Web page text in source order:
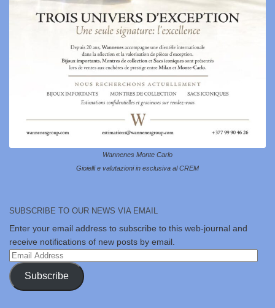
Wannenes Monte Carlo
Gioielli e valutazioni in esclusiva al CREM
SUBSCRIBE TO OUR NEWS VIA EMAIL
Enter your email address to subscribe to this web-journal and
receive notifications of new posts by email.
Email
Address
Subscribe